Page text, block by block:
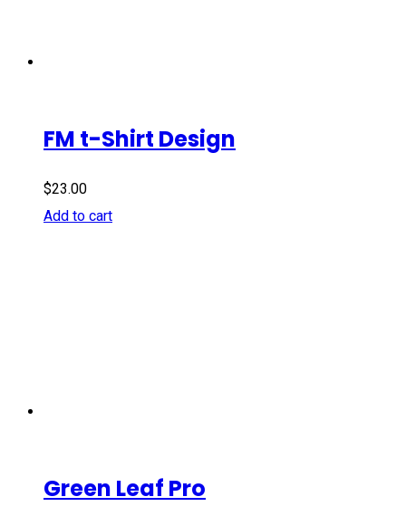
FM t-Shirt Design
$23.00
Add to cart
Green Leaf Pro